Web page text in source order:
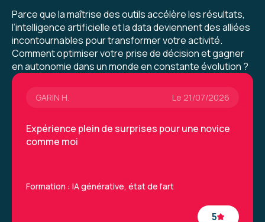
Parce que la maîtrise des outils accélère les résultats,
l’intelligence artificielle et la data deviennent des alliées
incontournables pour transformer votre activité.
Comment optimiser votre prise de décision et gagner
en autonomie dans un monde en constante évolution ?
5
GARIN H. Le 21/07/2026
5
Expérience plein de surprises pour une novice
comme moi
Formation : IA générative, état de l'art